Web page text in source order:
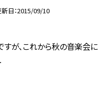
日 2015/09/10
が、これから秋の音楽会に